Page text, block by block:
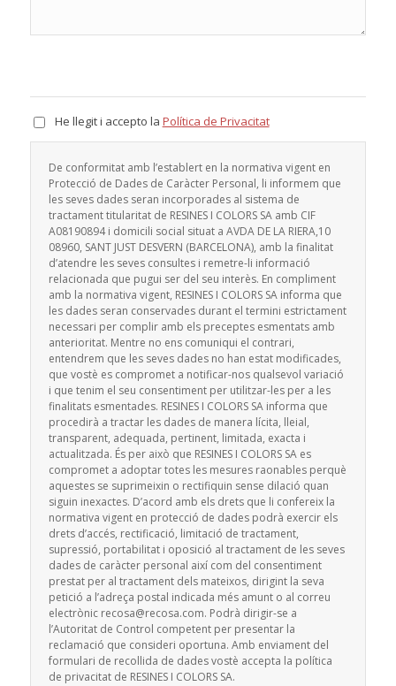
He llegit i accepto la Política de Privacitat
De conformitat amb l’establert en la normativa vigent en
Protecció de Dades de Caràcter Personal, li informem que
les seves dades seran incorporades al sistema de
tractament titularitat de RESINES I COLORS SA amb CIF
A08190894 i domicili social situat a AVDA DE LA RIERA,10
08960, SANT JUST DESVERN (BARCELONA), amb la finalitat
d’atendre les seves consultes i remetre-li informació
relacionada que pugui ser del seu interès. En compliment
amb la normativa vigent, RESINES I COLORS SA informa que
les dades seran conservades durant el termini estrictament
necessari per complir amb els preceptes esmentats amb
anterioritat. Mentre no ens comuniqui el contrari,
entendrem que les seves dades no han estat modificades,
que vostè es compromet a notificar-nos qualsevol variació
i que tenim el seu consentiment per utilitzar-les per a les
finalitats esmentades. RESINES I COLORS SA informa que
procedirà a tractar les dades de manera lícita, lleial,
transparent, adequada, pertinent, limitada, exacta i
actualitzada. És per això que RESINES I COLORS SA es
compromet a adoptar totes les mesures raonables perquè
aquestes se suprimeixin o rectifiquin sense dilació quan
siguin inexactes. D’acord amb els drets que li confereix la
normativa vigent en protecció de dades podrà exercir els
drets d’accés, rectificació, limitació de tractament,
supressió, portabilitat i oposició al tractament de les seves
dades de caràcter personal així com del consentiment
prestat per al tractament dels mateixos, dirigint la seva
petició a l’adreça postal indicada més amunt o al correu
electrònic recosa@recosa.com. Podrà dirigir-se a
l’Autoritat de Control competent per presentar la
reclamació que consideri oportuna. Amb enviament del
formulari de recollida de dades vostè accepta la política
de privacitat de RESINES I COLORS SA.